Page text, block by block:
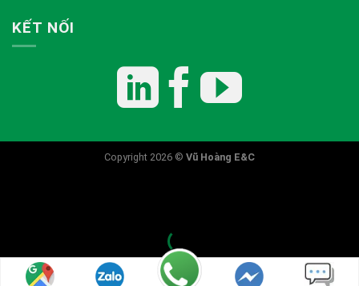
KẾT NỐI
Copyright 2026 © Vũ Hoàng E&C